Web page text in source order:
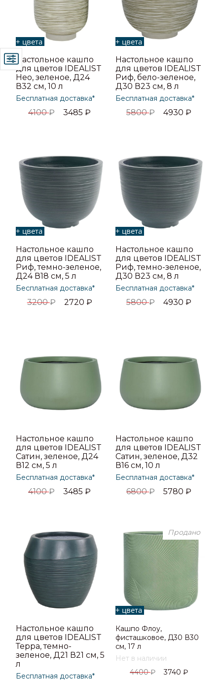
+ цвета
Настольное кашпо
для цветов IDEALIST
Нео, зеленое, Д24
В32 см, 10 л
Бесплатная доставка*
4100₽ 3485₽
+ цвета
Настольное кашпо
для цветов IDEALIST
Риф, бело-зеленое,
Д30 В23 см, 8 л
Бесплатная доставка*
5800₽ 4930₽
+ цвета
Настольное кашпо
для цветов IDEALIST
Риф, темно-зеленое,
Д24 В18 см, 5 л
Бесплатная доставка*
3200₽ 2720 ₽
+ цвета
Настольное кашпо
для цветов IDEALIST
Риф, темно-зеленое,
Д30 В23 см, 8 л
Бесплатная доставка*
5800₽ 4930₽
Настольное кашпо
для цветов IDEALIST
Сатин, зеленое, Д24
В12 см, 5 л
Бесплатная доставка*
4100₽ 3485₽
Настольное кашпо
для цветов IDEALIST
Сатин, зеленое, Д32
В16 см, 10 л
Бесплатная доставка*
6800₽ 5780₽
Настольное кашпо
для цветов IDEALIST
Терра, темно-
зеленое, Д21 В21 см, 5
л
Бесплатная доставка*
+ цвета
Продано
Кашпо Флоу,
фисташковое, Д30 В30
см, 17 л
Нет в наличии
4400₽ 3740₽